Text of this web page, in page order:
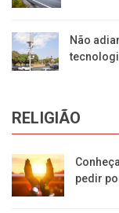
Não
RELIGIÃO
pedir